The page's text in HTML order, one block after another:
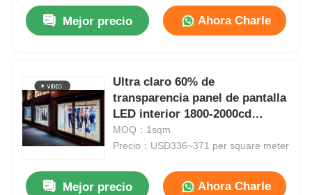
Mejor precio Ahora Charle
Ultra claro 60% de
transparencia panel de pantalla
LED interior 1800-2000cd
pantalla de parrilla con fácil
instalación para anuncios
MOQ：1sqm
Precio：USD336~371 per square meter
Mejor precio Ahora Charle